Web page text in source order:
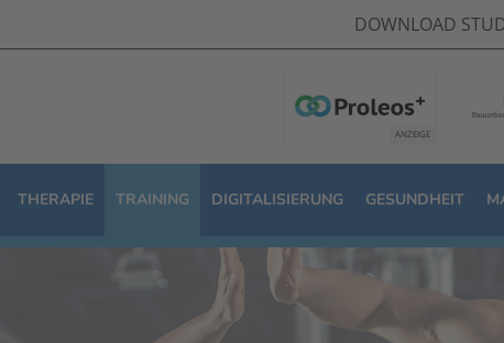
DOWNLOAD
THERAPIE TRAINING DIGITALISIERUNG GESUNDHEIT